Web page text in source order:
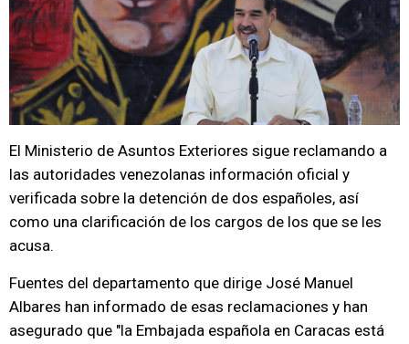
El Ministerio de Asuntos Exteriores sigue reclamando a
las autoridades venezolanas información oficial y
verificada sobre la detención de dos españoles, así
como una clarificación de los cargos de los que se les
acusa.
Fuentes del departamento que dirige José Manuel
Albares han informado de esas reclamaciones y han
asegurado que "la Embajada española en Caracas está